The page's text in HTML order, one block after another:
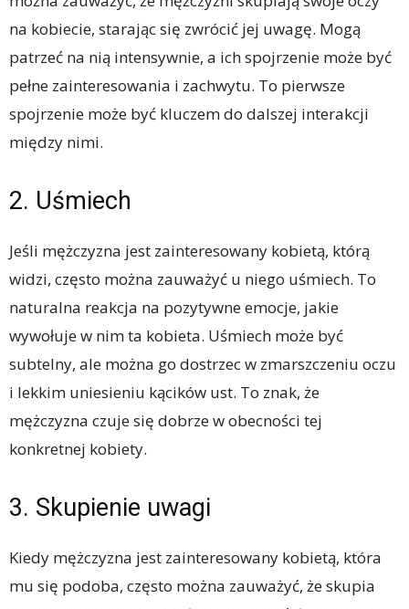
na kobiecie, starając się zwrócić jej uwagę. Mogą
patrzeć na nią intensywnie, a ich spojrzenie może być
pełne zainteresowania i zachwytu. To pierwsze
spojrzenie może być kluczem do dalszej interakcji
między nimi.
2. Uśmiech
Jeśli mężczyzna jest zainteresowany kobietą, którą
widzi, często można zauważyć u niego uśmiech. To
naturalna reakcja na pozytywne emocje, jakie
wywołuje w nim ta kobieta. Uśmiech może być
subtelny, ale można go dostrzec w zmarszczeniu oczu
i lekkim uniesieniu kącików ust. To znak, że
mężczyzna czuje się dobrze w obecności tej
konkretnej kobiety.
3. Skupienie uwagi
Kiedy mężczyzna jest zainteresowany kobietą, która
mu się podoba, często można zauważyć, że skupia